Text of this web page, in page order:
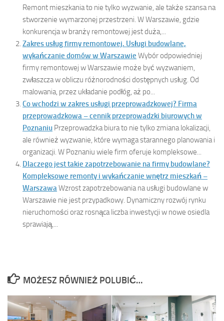
Remont mieszkania to nie tylko wyzwanie, ale także szansa na
stworzenie wymarzonej przestrzeni. W Warszawie, gdzie
konkurencja w branży remontowej jest duża,...
Zakres usług firmy remontowej. Usługi budowlane,
wykańczanie domów w Warszawie Wybór odpowiedniej
firmy remontowej w Warszawie może być wyzwaniem,
zwłaszcza w obliczu różnorodności dostępnych usług. Od
malowania, przez układanie podłóg, aż po...
Co wchodzi w zakres usługi przeprowadzkowej? Firma
przeprowadzkowa – cennik przeprowadzki biurowych w
Poznaniu Przeprowadzka biura to nie tylko zmiana lokalizacji,
ale również wyzwanie, które wymaga starannego planowania i
organizacji. W Poznaniu wiele firm oferuje kompleksowe...
Dlaczego jest takie zapotrzebowanie na firmy budowlane?
Kompleksowe remonty i wykańczanie wnętrz mieszkań –
WarszawaWzrost zapotrzebowania na usługi budowlane w
Warszawie nie jest przypadkowy. Dynamiczny rozwój rynku
nieruchomości oraz rosnąca liczba inwestycji w nowe osiedla
sprawiają,...
MOŻESZ RÓWNIEŻ POLUBIĆ…